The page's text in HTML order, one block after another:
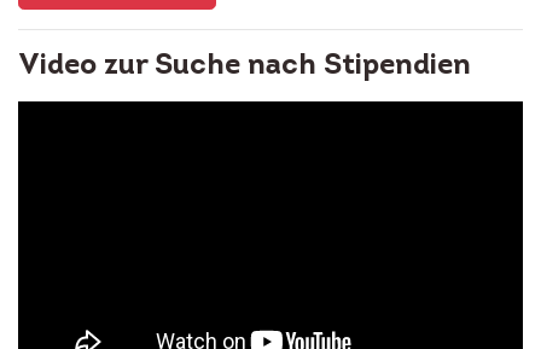
Video zur Suche nach Stipendien